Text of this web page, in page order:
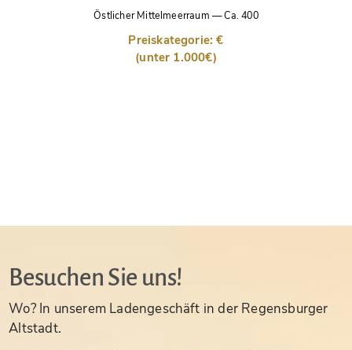
Östlicher Mittelmeerraum —Ca. 400
Preiskategorie: €
(unter 1.000€)
Besuchen Sie uns!
Wo? In unserem Ladengeschäft in der Regensburger
Altstadt.